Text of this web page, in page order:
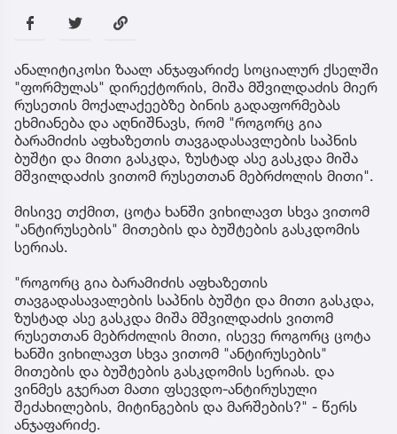
ანალიტიკოსი ზაალ ანჯაფარიძე სოციალურ ქსელში
"ფორმულას" დირექტორის, მიშა მშვილდაძის მიერ
რუსეთის მოქალაქეებზე ბინის გადაფორმებას
ეხმიანება და აღნიშნავს, რომ "როგორც გია
ბარამიძის აფხაზეთის თავგადასავლების საპნის
ბუშტი და მითი გასკდა, ზუსტად ასე გასკდა მიშა
მშვილდაძის ვითომ რუსეთთან მებრძოლის მითი".
მისივე თქმით, ცოტა ხანში ვიხილავთ სხვა ვითომ
"ანტირუსების" მითების და ბუშტების გასკდომის
სერიას.
"როგორც გია ბარამიძის აფხაზეთის
თავგადასავალების საპნის ბუშტი და მითი გასკდა,
ზუსტად ასე გასკდა მიშა მშვილდაძის ვითომ
რუსეთთან მებრძოლის მითი, ისევე როგორც ცოტა
ხანში ვიხილავთ სხვა ვითომ "ანტირუსების"
მითების და ბუშტების გასკდომის სერიას. და
ვინმეს გჯერათ მათი ფსევდო-ანტირუსული
შეძახილების, მიტინგების და მარშების?" - წერს
ანჯაფარიძე.